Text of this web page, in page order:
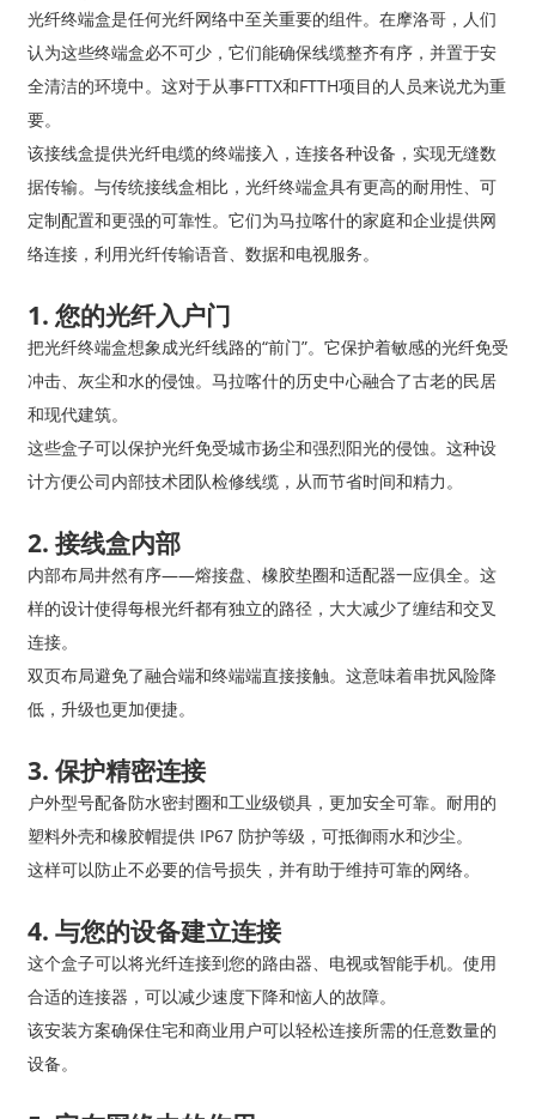
光纤终端盒是任何光纤网络中至关重要的组件。在摩洛哥，人们
认为这些终端盒必不可少，它们能确保线缆整齐有序，并置于安
全清洁的环境中。这对于从事FTTX和FTTH项目的人员来说尤为重
要。
该接线盒提供光纤电缆的终端接入，连接各种设备，实现无缝数
据传输。与传统接线盒相比，光纤终端盒具有更高的耐用性、可
定制配置和更强的可靠性。它们为马拉喀什的家庭和企业提供网
络连接，利用光纤传输语音、数据和电视服务。
1. 您的光纤入户门
把光纤终端盒想象成光纤线路的“前门”。它保护着敏感的光纤免受
冲击、灰尘和水的侵蚀。马拉喀什的历史中心融合了古老的民居
和现代建筑。
这些盒子可以保护光纤免受城市扬尘和强烈阳光的侵蚀。这种设
计方便公司内部技术团队检修线缆，从而节省时间和精力。
2. 接线盒内部
内部布局井然有序——熔接盘、橡胶垫圈和适配器一应俱全。这
样的设计使得每根光纤都有独立的路径，大大减少了缠结和交叉
连接。
双页布局避免了融合端和终端端直接接触。这意味着串扰风险降
低，升级也更加便捷。
3. 保护精密连接
户外型号配备防水密封圈和工业级锁具，更加安全可靠。耐用的
塑料外壳和橡胶帽提供 IP67 防护等级，可抵御雨水和沙尘。
这样可以防止不必要的信号损失，并有助于维持可靠的网络。
4. 与您的设备建立连接
这个盒子可以将光纤连接到您的路由器、电视或智能手机。使用
合适的连接器，可以减少速度下降和恼人的故障。
该安装方案确保住宅和商业用户可以轻松连接所需的任意数量的
设备。